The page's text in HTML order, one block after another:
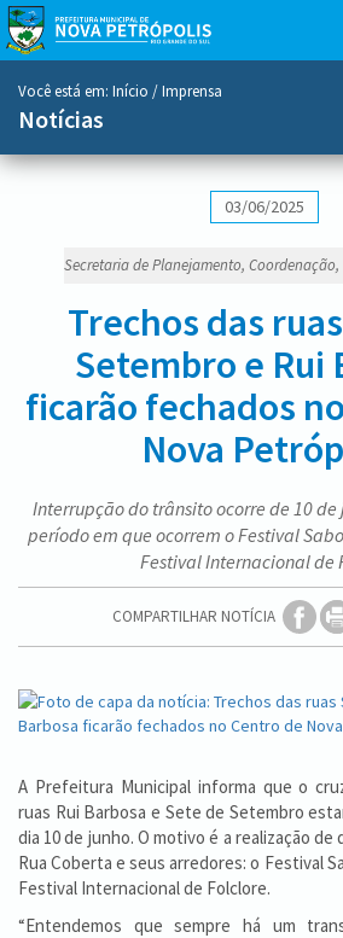
menu
Você está em: Início / Imprensa
Notícias
03/06/2025
Secretaria de Planejamento,
Trechos das
Setembro e Rui
ficarão fechados
Nova
Interrupção do trânsito ocorre de 10 de
período em que ocorrem o Festival
Festival Internacional de
COMPARTILHAR NOTÍCIA
A Prefeitura Municipal informa que o
ruas Rui Barbosa e Sete de Setembro
dia 10 de junho. O motivo é a realização
Rua Coberta e seus arredores: o Festival
Festival Internacional de Folclore.
“Entendemos que sempre há um